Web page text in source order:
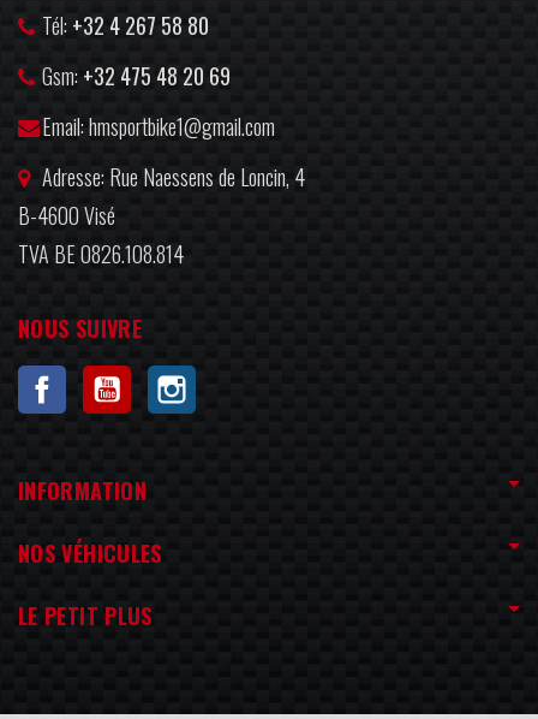
Tél:+32 4 267 58 80
Gsm: +32 475 48 20 69
Email: hmsportbike1@gmail.com
Adresse: Rue Naessens de Loncin, 4
B-4600 Visé
TVA BE 0826.108.814
NOUS SUIVRE
Facebook
YouTube
INFORMATION
NOS VÉHICULES
LE PETIT PLUS